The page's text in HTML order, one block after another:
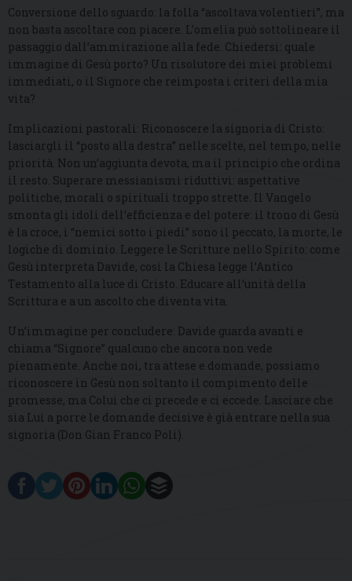
Conversione dello sguardo: la folla “ascoltava volentieri”, ma
non basta ascoltare con piacere. L’omelia può sottolineare il
passaggio dall’ammirazione alla fede. Chiedersi: quale
immagine di Gesù porto? Un risolutore dei miei problemi
immediati, o il Signore che reimposta i criteri della mia
vita?
Implicazioni pastorali: Riconoscere la signoria di Cristo:
lasciargli il “posto alla destra” nelle scelte, nel tempo, nelle
priorità. Non un’aggiunta devota, ma il principio che ordina
il resto. Superare messianismi riduttivi: aspettative
politiche, morali o spirituali troppo strette. Il Vangelo
smonta gli idoli dell’efficienza e del potere: il trono di Gesù
è la croce, i “nemici sotto i piedi” sono il peccato, la morte, le
logiche di dominio. Leggere le Scritture nello Spirito: come
Gesù interpreta Davide, così la Chiesa legge l’Antico
Testamento alla luce di Cristo. Educare all’unità della
Scrittura e a un ascolto che diventa vita.
Un’immagine per concludere: Davide guarda avanti e
chiama “Signore” qualcuno che ancora non vede
pienamente. Anche noi, tra attese e domande, possiamo
riconoscere in Gesù non soltanto il compimento delle
promesse, ma Colui che ci precede e ci eccede. Lasciare che
sia Lui a porre le domande decisive è già entrare nella sua
signoria (Don Gian Franco Poli).